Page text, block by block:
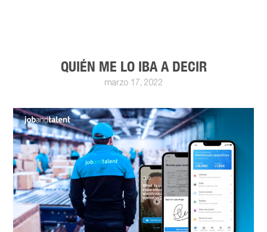
QUIÉN ME LO IBA A DECIR
marzo 17, 2022